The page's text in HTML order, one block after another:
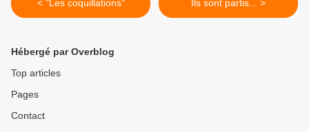
< "Les coquillations" Ils sont partis... >
Hébergé par Overblog
Top articles
Pages
Contact